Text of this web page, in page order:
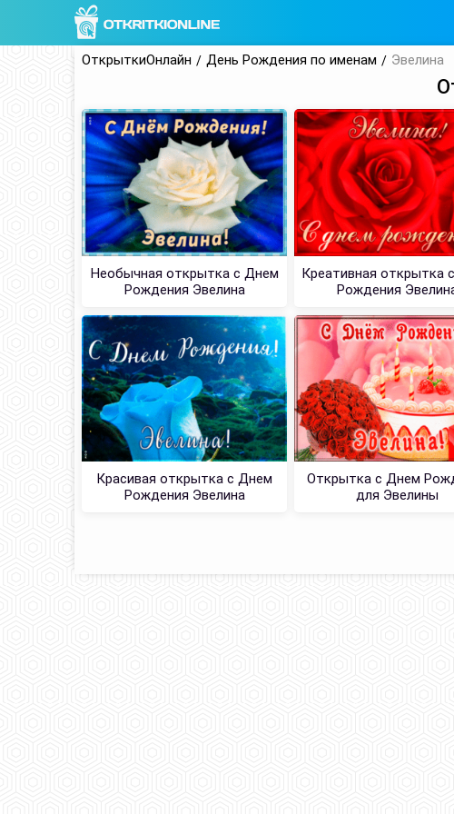
ОткрыткиОнлайн День Рождения по именам Эвелина
Необычная открытка с Днем
Рождения Эвелина
Креативная открытка
Рождения
Красивая открытка с Днем
Рождения Эвелина
Открытка с Днем
для Эвелины